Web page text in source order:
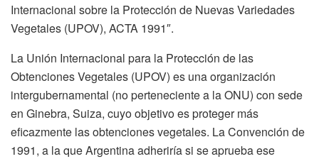
Internacional sobre la Protección de Nuevas Variedades
Vegetales (UPOV), ACTA 1991″.
La Unión Internacional para la Protección de las
Obtenciones Vegetales (UPOV) es una organización
intergubernamental (no perteneciente a la ONU) con sede
en Ginebra, Suiza, cuyo objetivo es proteger más
eficazmente las obtenciones vegetales. La Convención de
1991, a la que Argentina adheriría si se aprueba ese